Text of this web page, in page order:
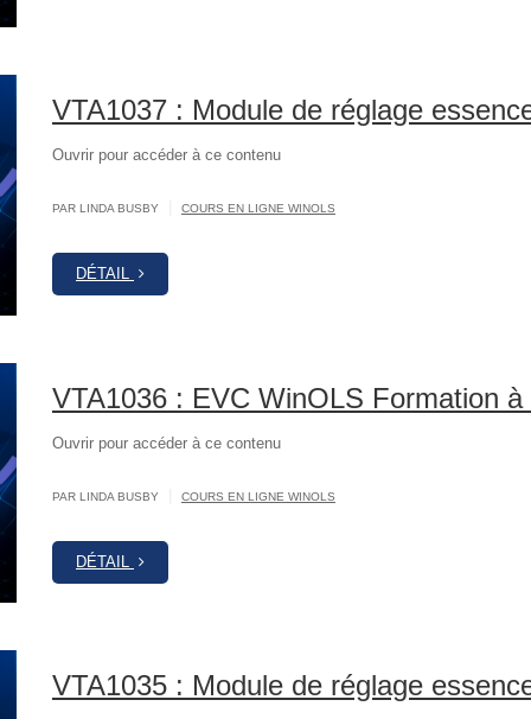
VTA1037 : Module de réglage
Ouvrir pour accéder à ce contenu
PAR LINDA BUSBY COURS EN LIGNE WINOLS
DÉTAIL
VTA1036 : EVC WinOLS Formation à
Ouvrir pour accéder à ce contenu
PAR LINDA BUSBY COURS EN LIGNE WINOLS
DÉTAIL
VTA1035 : Module de réglage